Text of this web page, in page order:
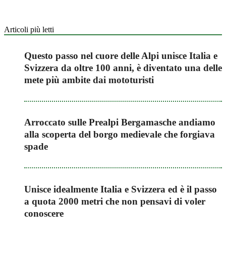
Articoli più letti
Questo passo nel cuore delle Alpi unisce Italia e
Svizzera da oltre 100 anni, è diventato una delle
mete più ambite dai mototuristi
Arroccato sulle Prealpi Bergamasche andiamo
alla scoperta del borgo medievale che forgiava
spade
Unisce idealmente Italia e Svizzera ed è il passo
a quota 2000 metri che non pensavi di voler
conoscere